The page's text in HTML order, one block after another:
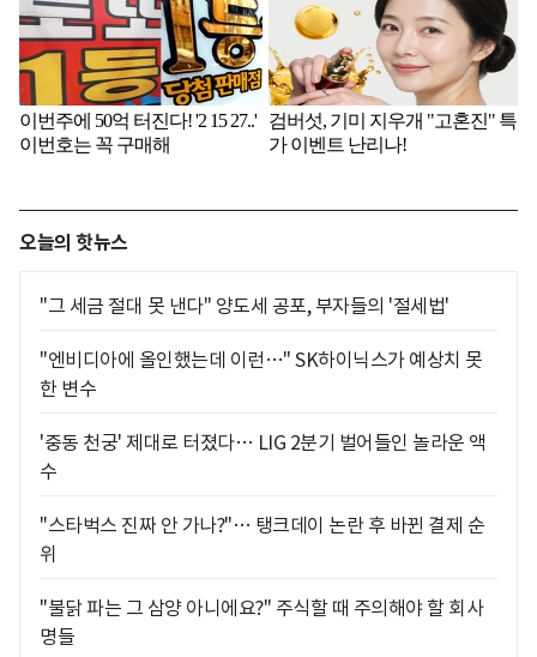
오늘의 핫뉴스
"그 세금 절대 못 낸다" 양도세 공포, 부자들의 '절세법'
"엔비디아에 올인했는데 이런…" SK하이닉스가 예상치 못
한 변수
'중동 천궁' 제대로 터졌다… LIG 2분기 벌어들인 놀라운 액
수
"스타벅스 진짜 안 가나?"… 탱크데이 논란 후 바뀐 결제 순
위
"불닭 파는 그 삼양 아니에요?" 주식할 때 주의해야 할 회사
명들